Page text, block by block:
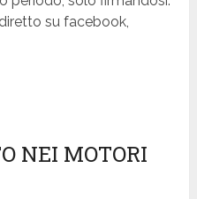
su facebook,
NEI MOTORI